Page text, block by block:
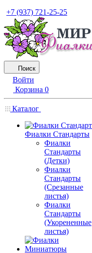
+7 (937) 721-25-25
Поиск
Войти
Корзина 0
Каталог
Фиалки Стандарты
Фиалки
Стандарты
(Детки)
Фиалки
Стандарты
(Срезанные
листья)
Фиалки
Стандарты
(Укорененные
листья)